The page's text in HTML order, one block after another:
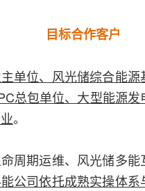
目标合作客户
单位、风光储综合能源
总包单位、大型能源
。
周期运维、风光储多能
公司依托成熟实操体系